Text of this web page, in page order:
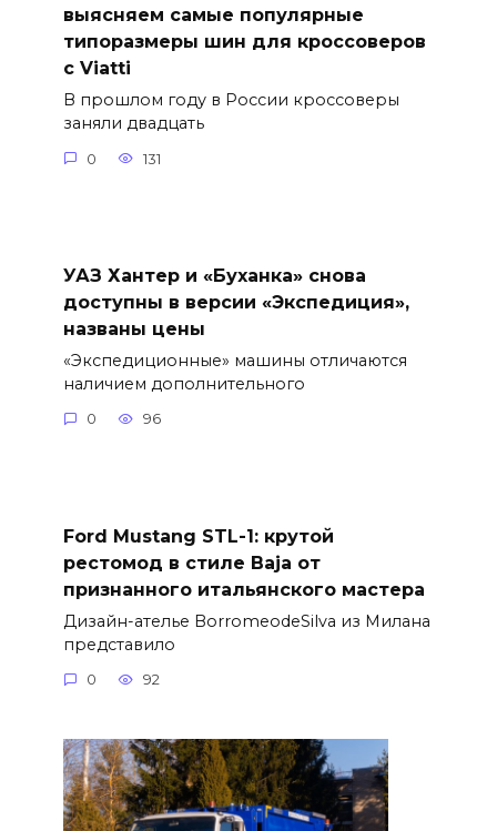
выясняем самые популярные
типоразмеры шин для кроссоверов
с Viatti
В прошлом году в России кроссоверы
заняли двадцать
0 131
УАЗ Хантер и «Буханка» снова
доступны в версии «Экспедиция»,
названы цены
«Экспедиционные» машины отличаются
наличием дополнительного
0 96
Ford Mustang STL-1: крутой
рестомод в стиле Baja от
признанного итальянского мастера
Дизайн-ателье BorromeodeSilva из Милана
представило
0 92